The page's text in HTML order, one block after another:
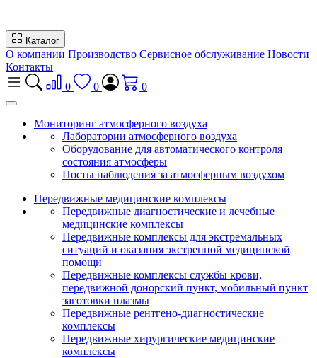
Каталог
О компании Производство Сервисное обслуживание Новости
Контакты
0
0 0
Мониторинг атмосферного воздуха
Лаборатории атмосферного воздуха
Оборудование для автоматического контроля
состояния атмосферы
Посты наблюдения за атмосферным воздухом
Передвижные медицинские комплексы
Передвижные диагностические и лечебные
медицинские комплексы
Передвижные комплексы для экстремальных
ситуаций и оказания экстренной медицинской
помощи
Передвижные комплексы службы крови,
передвижной донорский пункт, мобильный пункт
заготовки плазмы
Передвижные рентгено-диагностические
комплексы
Передвижные хирургические медицинские
комплексы